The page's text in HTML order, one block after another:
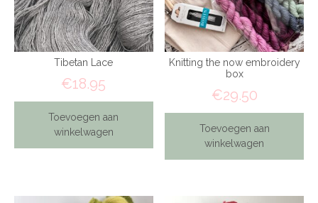
Tibetan Lace
€18.95
Toevoegen aan
winkelwagen
Knitting the now embroidery
box
€29.50
Toevoegen aan
winkelwagen